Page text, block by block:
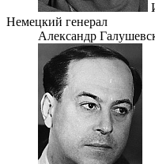
Немецкий генерал
Александр